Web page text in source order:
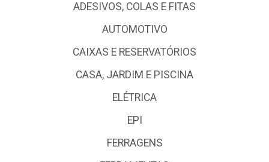
ADESIVOS, COLAS E FITAS
AUTOMOTIVO
CAIXAS E RESERVATÓRIOS
CASA, JARDIM E PISCINA
ELÉTRICA
EPI
FERRAGENS